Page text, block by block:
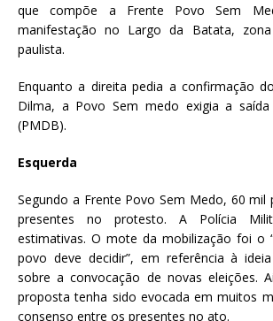
que compõe a Frente Povo Sem
manifestação no Largo da Batata,
paulista.
Enquanto a direita pedia a confirmação
Dilma, a Povo Sem medo exigia a
(PMDB).
Esquerda
Segundo a Frente Povo Sem Medo, 60 mil
presentes no protesto. A Polícia
estimativas. O mote da mobilização foi o
povo deve decidir”, em referência à
sobre a convocação de novas eleições.
proposta tenha sido evocada em muitos
consenso entre os presentes no ato.